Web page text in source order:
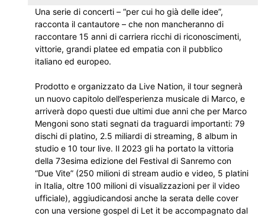
Una serie di concerti – “per cui ho già delle idee”,
racconta il cantautore – che non mancheranno di
raccontare 15 anni di carriera ricchi di riconoscimenti,
vittorie, grandi platee ed empatia con il pubblico
italiano ed europeo.
Prodotto e organizzato da Live Nation, il tour segnerà
un nuovo capitolo dell’esperienza musicale di Marco, e
arriverà dopo questi due ultimi due anni che per Marco
Mengoni sono stati segnati da traguardi importanti: 79
dischi di platino, 2.5 miliardi di streaming, 8 album in
studio e 10 tour live. Il 2023 gli ha portato la vittoria
della 73esima edizione del Festival di Sanremo con
“Due Vite” (250 milioni di stream audio e video, 5 platini
in Italia, oltre 100 milioni di visualizzazioni per il video
ufficiale), aggiudicandosi anche la serata delle cover
con una versione gospel di Let it be accompagnato dal